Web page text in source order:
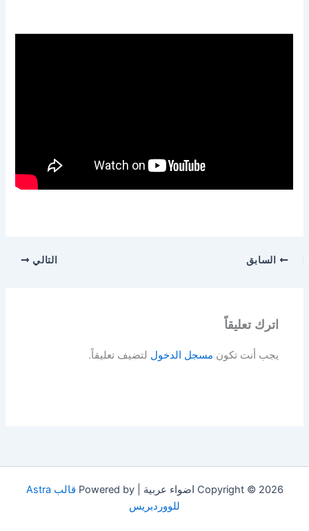
السابق التالي
اترك تعليقاً
يجب أنت تكون مسجل الدخول لتضيف تعليقاً.
Copyright © 2026 اضواء عربية | Powered by
قالب Astra
للووردبريس